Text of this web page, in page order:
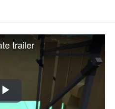
Play
trailer